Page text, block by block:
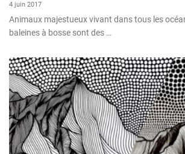
4 juin 2017
Animaux majestueux vivant dans tous les
baleines à bosse sont des …